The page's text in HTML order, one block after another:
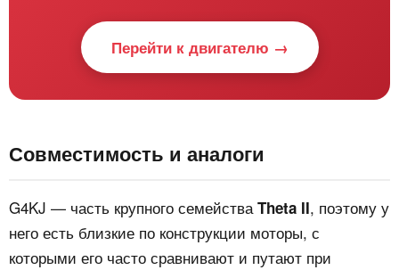
Перейти к двигателю →
Совместимость и аналоги
G4KJ — часть крупного семействаTheta II, поэтому у
него есть близкие по конструкции моторы, с
которыми его часто сравнивают и путают при